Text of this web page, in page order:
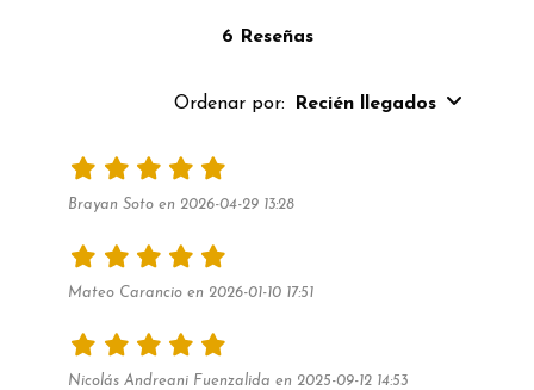
6 Reseñas
Ordenar por: Recién llegados
Brayan Soto en 2026-04-29 13:28
Mateo Carancio en 2026-01-10 17:51
Nicolás Andreani Fuenzalida en 2025-09-12 14:53